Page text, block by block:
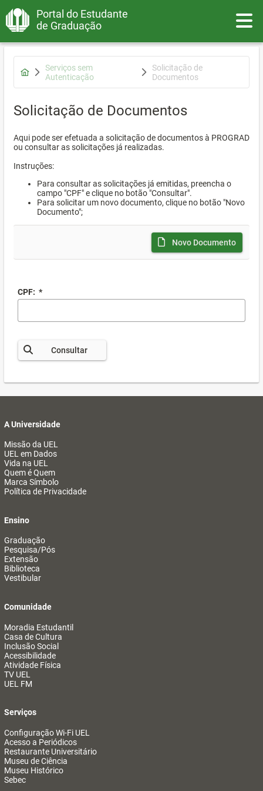
Portal do Estudante
de Graduação
Serviços sem
Autenticação
Solicitação de
Documentos
Solicitação de Documentos
Aqui pode ser efetuada a solicitação de documentos à PROGRAD
ou consultar as solicitações já realizadas.
Instruções:
Para consultar as solicitações já emitidas, preencha o
campo "CPF" e clique no botão "Consultar".
Para solicitar um novo documento, clique no botão "Novo
Documento";
Novo Documento
CPF: *
Consultar
A Universidade
Missão da UEL
UEL em Dados
Vida na UEL
Quem é Quem
Marca Símbolo
Política de Privacidade
Ensino
Graduação
Pesquisa/Pós
Extensão
Biblioteca
Vestibular
Comunidade
Moradia Estudantil
Casa de Cultura
Inclusão Social
Acessibilidade
Atividade Física
TV UEL
UEL FM
Serviços
Configuração Wi-Fi UEL
Acesso a Periódicos
Restaurante Universitário
Museu de Ciência
Museu Histórico
Sebec